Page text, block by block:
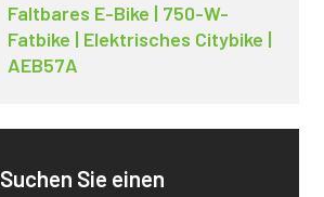
Faltbares E-Bike | 750-W-
Fatbike | Elektrisches Citybike |
AEB57A
Suchen Sie einen